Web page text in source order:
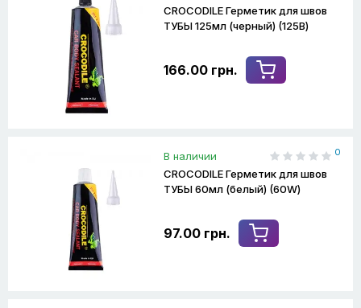
CROCODILE Герметик для швов
ТУБЫ 125мл (черный) (125B)
166.00 грн.
В наличии 0
CROCODILE Герметик для швов
ТУБЫ 60мл (белый) (60W)
97.00 грн.